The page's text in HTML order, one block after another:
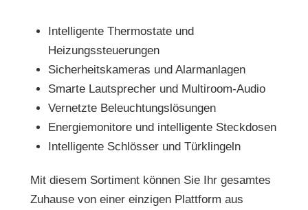
Intelligente Thermostate und
Heizungssteuerungen
Sicherheitskameras und Alarmanlagen
Smarte Lautsprecher und Multiroom-Audio
Vernetzte Beleuchtungslösungen
Energiemonitore und intelligente Steckdosen
Intelligente Schlösser und Türklingeln
Mit diesem Sortiment können Sie Ihr gesamtes
Zuhause von einer einzigen Plattform aus